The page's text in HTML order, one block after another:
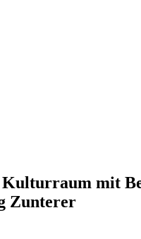
mit
Zunterer